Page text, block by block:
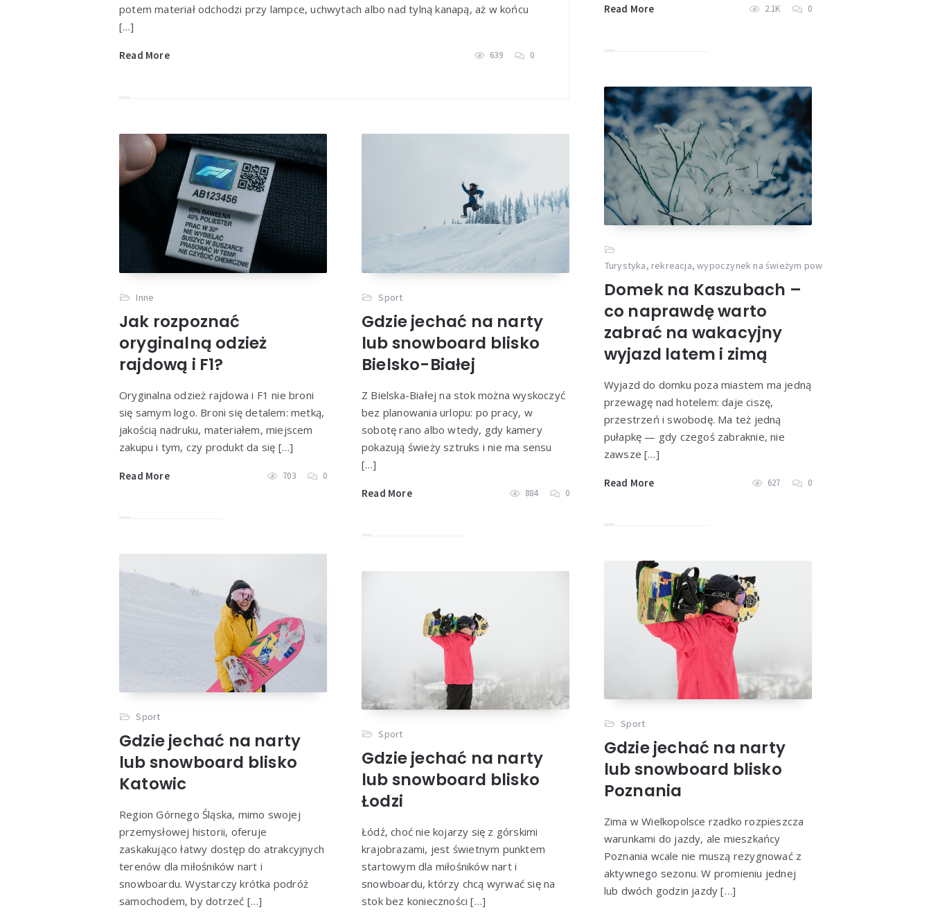
Redakcja 13 stycznia, 2026 Inne
Jak rozpoznać oryginalną odzież rajdową i
F1?
Przeczytaj więcej
potem materiał odchodzi przy lampce, uchwytach albo nad tylną kanapą, aż w końcu
[…]
Read More 639 0
Read More 2.1K 0
Turystyka, rekreacja, wypoczynek na świeżym powietrzu
Domek na Kaszubach –
co naprawdę warto
zabrać na wakacyjny
wyjazd latem i zimą
Wyjazd do domku poza miastem ma jedną
przewagę nad hotelem: daje ciszę,
przestrzeń i swobodę. Ma też jedną
pułapkę — gdy czegoś zabraknie, nie
zawsze […]
Read More 627 0
Inne
Jak rozpoznać
oryginalną odzież
rajdową i F1?
Oryginalna odzież rajdowa i F1 nie broni
się samym logo. Broni się detalem: metką,
jakością nadruku, materiałem, miejscem
zakupu i tym, czy produkt da się […]
Read More 703 0
Sport
Gdzie jechać na narty
lub snowboard blisko
Bielsko-Białej
Z Bielska-Białej na stok można wyskoczyć
bez planowania urlopu: po pracy, w
sobotę rano albo wtedy, gdy kamery
pokazują świeży sztruks i nie ma sensu
[…]
Read More 884 0
Sport
Gdzie jechać na narty
lub snowboard blisko
Katowic
Region Górnego Śląska, mimo swojej
przemysłowej historii, oferuje
zaskakująco łatwy dostęp do atrakcyjnych
terenów dla miłośników nart i
snowboardu. Wystarczy krótka podróż
samochodem, by dotrzeć […]
Sport
Gdzie jechać na narty
lub snowboard blisko
Poznania
Zima w Wielkopolsce rzadko rozpieszcza
warunkami do jazdy, ale mieszkańcy
Poznania wcale nie muszą rezygnować z
aktywnego sezonu. W promieniu jednej
lub dwóch godzin jazdy […]
Sport
Gdzie jechać na narty
lub snowboard blisko
Łodzi
Łódź, choć nie kojarzy się z górskimi
krajobrazami, jest świetnym punktem
startowym dla miłośników nart i
snowboardu, którzy chcą wyrwać się na
stok bez konieczności […]